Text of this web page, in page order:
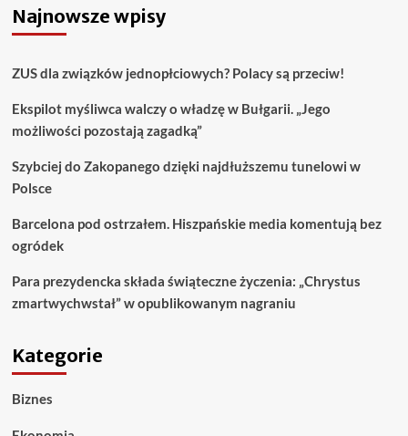
Najnowsze wpisy
ZUS dla związków jednopłciowych? Polacy są przeciw!
Ekspilot myśliwca walczy o władzę w Bułgarii. „Jego
możliwości pozostają zagadką”
Szybciej do Zakopanego dzięki najdłuższemu tunelowi w
Polsce
Barcelona pod ostrzałem. Hiszpańskie media komentują bez
ogródek
Para prezydencka składa świąteczne życzenia: „Chrystus
zmartwychwstał” w opublikowanym nagraniu
Kategorie
Biznes